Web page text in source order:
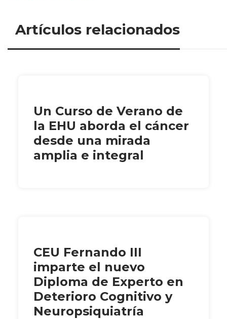
Artículos relacionados
Un Curso de Verano de
la EHU aborda el cáncer
desde una mirada
amplia e integral
CEU Fernando III
imparte el nuevo
Diploma de Experto en
Deterioro Cognitivo y
Neuropsiquiatría